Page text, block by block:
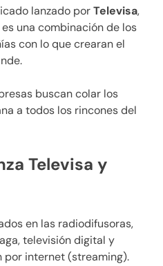
lanzado porTelevisa,
es una combinación de los
con lo que crearan el
buscan colar los
a todos los rincones del
Televisa y
en las radiodifusoras,
televisión digital y
por internet (streaming).